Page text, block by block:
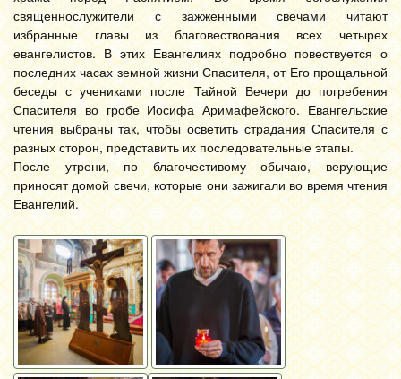
священнослужители с зажженными свечами читают
избранные главы из благовествования всех четырех
евангелистов. В этих Евангелиях подробно повествуется о
последних часах земной жизни Спасителя, от Его прощальной
беседы с учениками после Тайной Вечери до погребения
Спасителя во гробе Иосифа Аримафейского. Евангельские
чтения выбраны так, чтобы осветить страдания Спасителя с
разных сторон, представить их последовательные этапы.
После утрени, по благочестивому обычаю, верующие
приносят домой свечи, которые они зажигали во время чтения
Евангелий.